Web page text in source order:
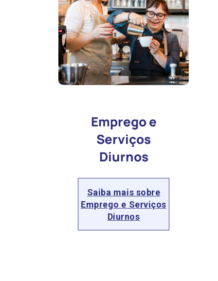
Emprego e
Serviços
Diurnos
Saiba mais sobre
Emprego e Serviços
Diurnos